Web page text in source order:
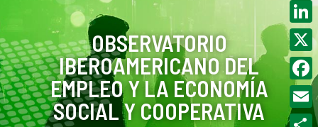
OBSERVATORIO
IBEROAMERICANO DEL
EMPLEO Y LA ECONOMÍA
SOCIAL Y COOPERATIVA
X
Email